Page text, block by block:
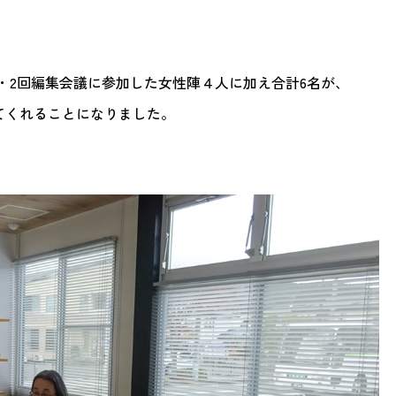
回編集会議に参加した女性陣４人に加え合計6名が、
れることになりました。